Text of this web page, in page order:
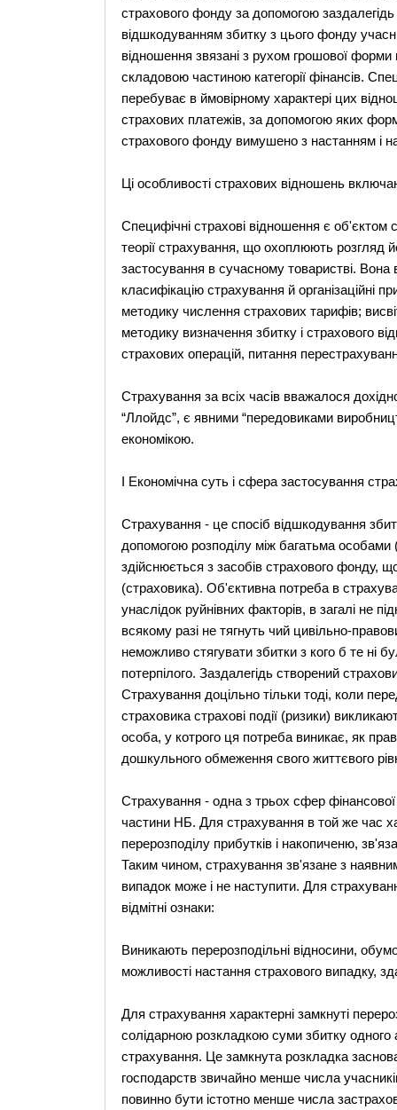
страхового фонду за допомогою
відшкодуванням збитку з цього фонду
відношення звязані з рухом грошової форми
складовою частиною категорії фінансів.
перебуває в ймовірному характері цих
страхових платежів, за допомогою яких
страхового фонду вимушено з настанням і
Ці особливості страхових відношень
Специфічні страхові відношення є
теорії страхування, що охоплюють розгляд
застосування в сучасному товаристві. Вона
класифікацію страхування й організаційні
методику числення страхових тарифів;
методику визначення збитку і страхового
страхових операцій, питання
Страхування за всіх часів вважалося
“Ллойдс”, є явними “передовиками
економікою.
І Економічна суть і сфера застосування
Страхування - це спосіб відшкодування
допомогою розподілу між багатьма
здійснюється з засобів страхового фонду,
(страховика). Об'єктивна потреба в
унаслідок руйнівних факторів, в загалі не
всякому разі не тягнуть чий цивільно-
неможливо стягувати збитки з кого б те ні
потерпілого. Заздалегідь створений
Страхування доцільно тільки тоді, коли
страховика страхові події (ризики)
особа, у котрого ця потреба виникає, як
дошкульного обмеження свого життєвого
Страхування - одна з трьох сфер
частини НБ. Для страхування в той же час
перерозподілу прибутків і накопиченю,
Таким чином, страхування зв'язане з
випадок може і не наступити. Для
відмітні ознаки:
Виникають перерозподільні відносини,
можливості настання страхового випадку,
Для страхування характерні замкнуті
солідарною розкладкою суми збитку одного
страхування. Це замкнута розкладка
господарств звичайно менше числа
повинно бути істотно менше числа